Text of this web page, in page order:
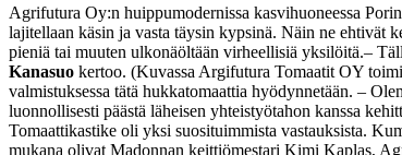
Agrifutura Oy:n huippumodernissa kasvihuoneessa
lajitellaan käsin ja vasta täysin kypsinä. Näin ne ehtivät
pieniä tai muuten ulkonäöltään virheellisiä yksilöitä.–
Kanasuo kertoo. (Kuvassa Argifutura Tomaatit OY
valmistuksessa tätä hukkatomaattia hyödynnetään. –
luonnollisesti päästä läheisen yhteistyötahon kanssa
Tomaattikastike oli yksi suosituimmista vastauksista.
mukana olivat Madonnan keittiömestari Kimi Kaplas,